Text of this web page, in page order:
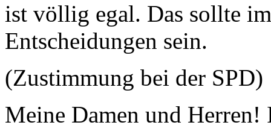
ist völlig egal. Das sollte
Entscheidungen sein.
(Zustimmung bei der SPD)
Meine Damen und